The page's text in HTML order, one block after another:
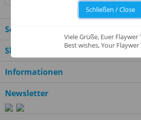
Service Hotline
Shop Service
Informationen
Newsletter
Schließen / Close
Viele Grüße, Euer Flaywer
Best wishes, Your Flaywer